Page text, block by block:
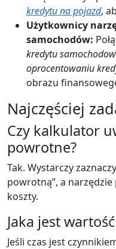
kredytu na pojazd,
Użytkownicy
samochodów:
kredytu
oprocentowaniu
obrazu
Najczęściej
Czy kalkulator
powrotne?
Tak. Wystarczy
powrotną”, a
koszty.
Jaka jest
Jeśli czas jest